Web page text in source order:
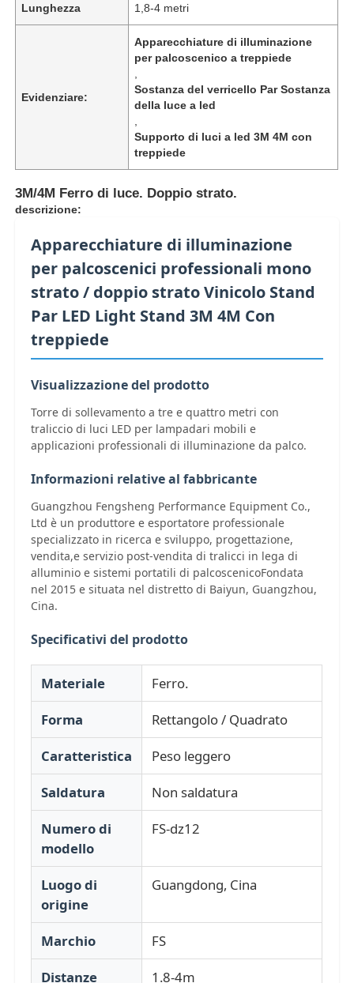
Casa
Prodotti
Visita alla fabbrica
Controllo della qualità
Contattaci
Casi
Chiedi un preventivo
Lunghezza 1,8-4 metri
Evidenziare:
Apparecchiature di illuminazione
per palcoscenico a treppiede
Sostanza del verricello Par Sostanza
della luce a led
Supporto di luci a led 3M 4M con
treppiede
3M/4M Ferro di luce. Doppio strato.
descrizione:
Apparecchiature di illuminazione
per palcoscenici professionali mono
strato / doppio strato Vinicolo Stand
Par LED Light Stand 3M 4M Con
treppiede
Visualizzazione del prodotto
Torre di sollevamento a tre e quattro metri con
traliccio di luci LED per lampadari mobili e
applicazioni professionali di illuminazione da palco.
Informazioni relative al fabbricante
Guangzhou Fengsheng Performance Equipment Co.,
Ltd è un produttore e esportatore professionale
specializzato in ricerca e sviluppo, progettazione,
vendita,e servizio post-vendita di tralicci in lega di
alluminio e sistemi portatili di palcoscenicoFondata
nel 2015 e situata nel distretto di Baiyun, Guangzhou,
Cina.
Specificativi del prodotto
Materiale
Ferro.
Forma
Rettangolo / Quadrato
Caratteristica
Peso leggero
Saldatura
Non saldatura
Numero di
modello
FS-dz12
Luogo di
origine
Guangdong, Cina
Marchio
FS
Distanze
1.8-4m